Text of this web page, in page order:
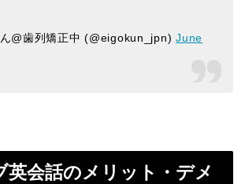
@歯列矯正中 (@eigokun_jpn)June
英会話のメリット・デメ